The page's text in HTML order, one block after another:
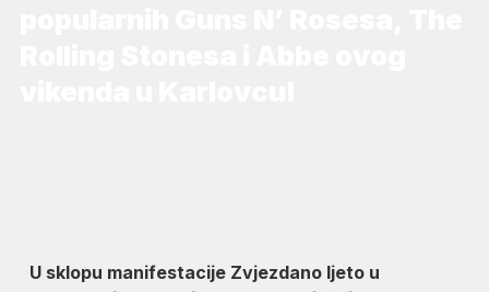
U sklopu manifestacije Zvjezdano ljeto u